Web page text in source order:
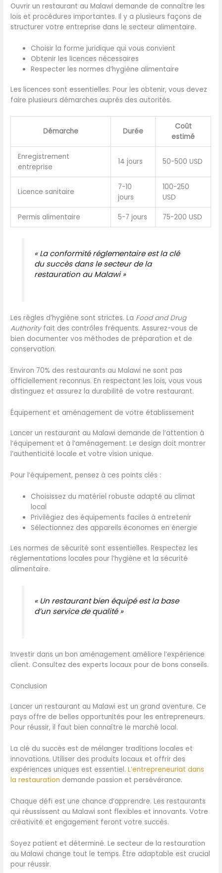
Ouvrir un restaurant au Malawi demande de connaître les
lois et procédures importantes. Il y a plusieurs façons de
structurer votre entreprise dans le secteur alimentaire.
Choisir la forme juridique qui vous convient
Obtenir les licences nécessaires
Respecter les normes d’hygiène alimentaire
Les licences sont essentielles. Pour les obtenir, vous devez
faire plusieurs démarches auprès des autorités.
Démarche Durée
Coût
estimé
Enregistrement
entreprise
14 jours 50-500 USD
Licence sanitaire
7-10
jours
100-250
USD
Permis alimentaire 5-7 jours 75-200 USD
« La conformité réglementaire est la clé
du succès dans le secteur de la
restauration au Malawi »
Les règles d’hygiène sont strictes. La Food and Drug
Authorityfait des contrôles fréquents. Assurez-vous de
bien documenter vos méthodes de préparation et de
conservation.
Environ 70% des restaurants au Malawi ne sont pas
officiellement reconnus. En respectant les lois, vous vous
distinguez et assurez la durabilité de votre restaurant.
Équipement et aménagement de votre établissement
Lancer un restaurant au Malawi demande de l’attention à
l’équipement et à l’aménagement. Le design doit montrer
l’authenticité locale et votre vision unique.
Pour l’équipement, pensez à ces points clés :
Choisissez du matériel robuste adapté au climat
local
Privilégiez des équipements faciles à entretenir
Sélectionnez des appareils économes en énergie
Les normes de sécurité sont essentielles. Respectez les
réglementations locales pour l’hygiène et la sécurité
alimentaire.
« Un restaurant bien équipé est la base
d’un service de qualité »
Investir dans un bon aménagement améliore l’expérience
client. Consultez des experts locaux pour de bons conseils.
Conclusion
Lancer un restaurant au Malawi est un grand aventure. Ce
pays offre de belles opportunités pour les entrepreneurs.
Pour réussir, il faut bien connaître le marché local.
La clé du succès est de mélanger traditions locales et
innovations. Utiliser des produits locaux et offrir des
expériences uniques est essentiel.L’entrepreneuriat dans
la restauration demande passion et persévérance.
Chaque défi est une chance d’apprendre. Les restaurants
qui réussissent au Malawi sont flexibles et innovants. Votre
créativité et engagement feront votre succès.
Soyez patient et déterminé. Le secteur de la restauration
au Malawi change tout le temps. Être adaptable est crucial
pour réussir.